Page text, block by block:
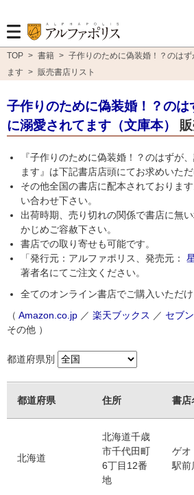
TOP > 書籍 > 子作りのために偽装婚！？のは
ます > 販売書店リスト
子作りのために偽装婚！？のは
に溺愛されてます（文庫本）
『子作りのために偽装婚！？のはずが
ます』は下記書店店頭にてお求めいただ
その他全国の書店に配本されておりま
い合わせ下さい。
出荷時期、売り切れの関係で書店に無
かじめご容赦下さい。
書店での取り寄せも可能です。
「発行元：アルファポリス、発売元：
著者名にてご注文ください。
全てのオンライン書店でご購入いただ
（ Amazon.co.jp ／ 楽天ブックス ／ セブ
その他 ）
都道府県別
都道府県 住所 書店
北海道
北海道千歳
市千代田町
6丁目12番
地
ゲ
駅前